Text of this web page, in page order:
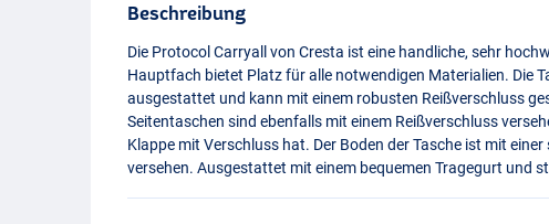
Beschreibung
Die Protocol Carryall von Cresta ist eine handliche, sehr
Hauptfach bietet Platz für alle notwendigen Materialien. Die
ausgestattet und kann mit einem robusten Reißverschluss
Seitentaschen sind ebenfalls mit einem Reißverschluss
Klappe mit Verschluss hat. Der Boden der Tasche ist mit
versehen. Ausgestattet mit einem bequemen Tragegurt und